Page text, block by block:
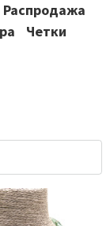
Распродажа
Четки